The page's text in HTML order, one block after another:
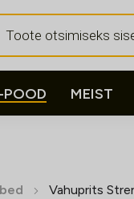
POOD MEIST
Vahuprits